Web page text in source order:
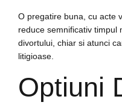
O pregatire buna, cu acte
reduce semnificativ timpul
divortului, chiar si atunci
litigioase.
Optiuni